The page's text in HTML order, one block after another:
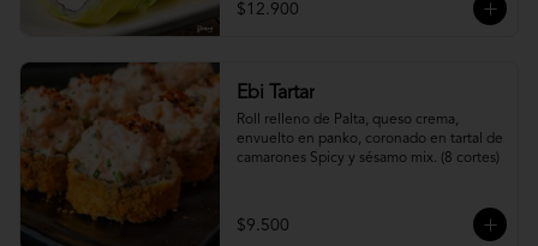
$12.900
Ebi Tartar
Roll relleno de Palta, queso crema,
envuelto en panko, coronado en tartal de
camarones Spicy y sésamo mix. (8 cortes)
$9.500